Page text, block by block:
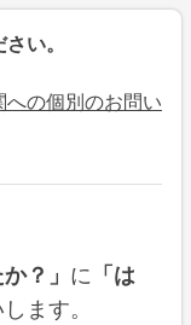
い。
の個別のお問い
？」 に 「は
ます。